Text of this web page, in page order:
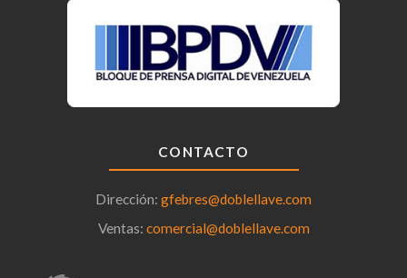
CONTACTO
Dirección: gfebres@doblellave.com
Ventas: comercial@doblellave.com